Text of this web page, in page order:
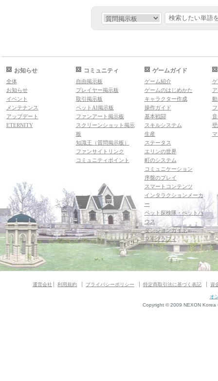
お知らせ
全体
お知らせ
イベント
メンテナンス
アップデート
ETERNITY
コミュニティ
自由掲示板
プレイヤー掲示板
取引掲示板
ペットAI掲示板
ファンアート掲示板
スクリーンショット掲示
板
知識王（質問掲示板）
ファンサイトリンク
コミュニティポイント
ゲームガイド
ゲーム紹介
ゲームのはじめかた
キャラクター作成
操作ガイド
基本戦闘
スキルシステム
生産
ステータス
エリンの世界
町のシステム
コミュニケーション
序盤のプレイ
スマートコンテンツ
インタラクションメーカ
ー
ペット探検隊・ペットハ
ウス
ダンジョンガイド
マギグラフィ
運営会社 利用規約 プライバシーポリシー 特定商取引法に基づく表記 資
オ
Copyright © 2009 NEXON Korea